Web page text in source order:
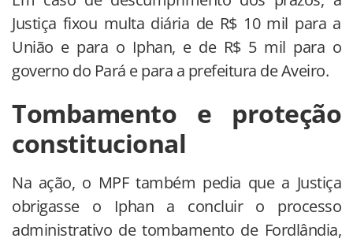
Justiça fixou multa diária de R$ 10 mil para a
União e para o Iphan, e de R$ 5 mil para o
governo do Pará e para a prefeitura de Aveiro.
Tombamento e proteção
constitucional
Na ação, o MPF também pedia que a Justiça
obrigasse o Iphan a concluir o processo
administrativo de tombamento de Fordlândia,